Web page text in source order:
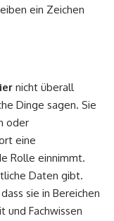
ein Zeichen
nicht überall
Dinge sagen. Sie
oder
eine
Rolle einnimmt.
Daten gibt.
sie in Bereichen
und Fachwissen